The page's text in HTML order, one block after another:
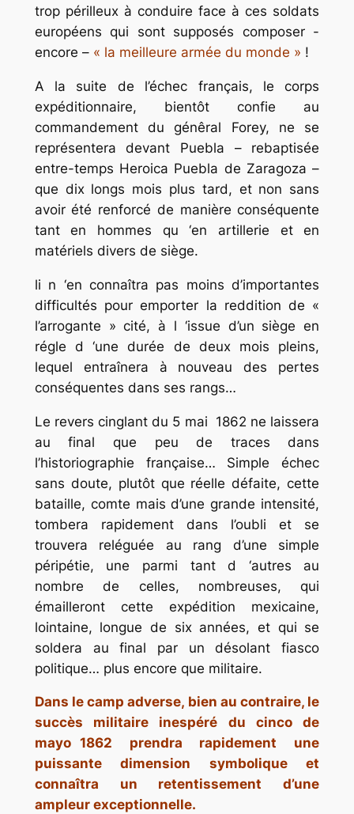
trop périlleux à conduire face à ces soldats
européens qui sont supposés composer -
encore – « la meilleure armée du monde » !
A la suite de l’échec français, le corps
expéditionnaire, bientôt confie au
commandement du génêral Forey, ne se
représentera devant Puebla – rebaptisée
entre-temps Heroica Puebla de Zaragoza –
que dix longs mois plus tard, et non sans
avoir été renforcé de manière conséquente
tant en hommes qu ‘en artillerie et en
matériels divers de siège.
li n ‘en connaîtra pas moins d’importantes
difficultés pour emporter la reddition de «
l’arrogante » cité, à l ‘issue d’un siège en
régle d ‘une durée de deux mois pleins,
lequel entraînera à nouveau des pertes
conséquentes dans ses rangs…
Le revers cinglant du 5 mai 1862 ne laissera
au final que peu de traces dans
l’historiographie française… Simple échec
sans doute, plutôt que réelle défaite, cette
bataille, comte mais d’une grande intensité,
tombera rapidement dans l’oubli et se
trouvera reléguée au rang d’une simple
péripétie, une parmi tant d ‘autres au
nombre de celles, nombreuses, qui
émailleront cette expédition mexicaine,
lointaine, longue de six années, et qui se
soldera au final par un désolant fiasco
politique… plus encore que militaire.
Dans le camp adverse, bien au contraire, le
succès militaire inespéré du cinco de
mayo1862 prendra rapidement une
puissante dimension symbolique et
connaîtra un retentissement d’une
ampleur exceptionnelle.